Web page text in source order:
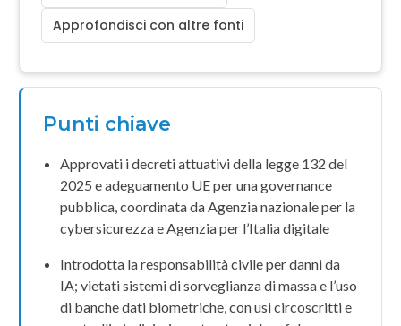
Approfondisci con altre fonti
Punti chiave
Approvati i decreti attuativi della legge 132 del
2025 e adeguamento UE per una governance
pubblica, coordinata da Agenzia nazionale per la
cybersicurezzae Agenzia per l’Italia digitale
Introdotta laresponsabilità civileper danni da
IA; vietati sistemi di sorveglianza di massa e l’uso
di banche dati biometriche , con usi circoscritti e